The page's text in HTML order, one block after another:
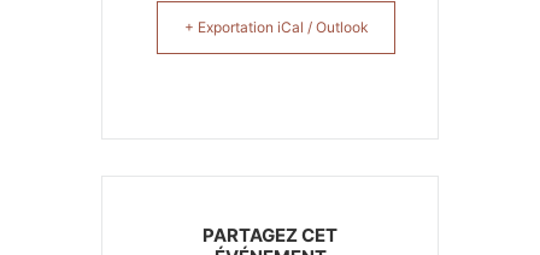
+ Exportation iCal / Outlook
PARTAGEZ CET